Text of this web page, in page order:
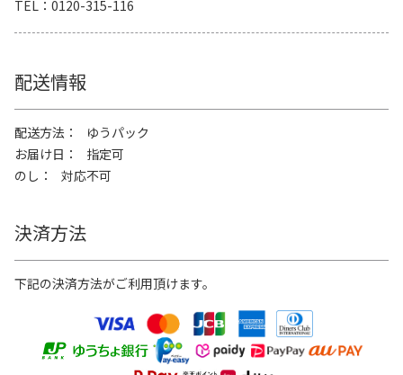
TEL
0120-315-116
配送情報
配送方法
ゆうパック
お届け日
指定可
のし
対応不可
決済方法
下記の決済方法がご利用頂けます。